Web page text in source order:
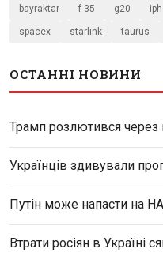
bayraktar f-35 g20
spacex starlink taurus
ОСТАННІ НОВИНИ
Трамп розлютився через
Українців здивували
Путін може напасти на
Втрати росіян в Україні